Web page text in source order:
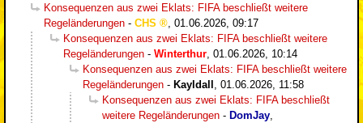
Konsequenzen aus zwei Eklats: FIFA beschließt weitere
Regeländerungen - CHS
01.06.2026, 09:17
Konsequenzen aus zwei Eklats: FIFA beschließt weitere
Regeländerungen - Winterthur 01.06.2026, 10:14
Konsequenzen aus zwei Eklats: FIFA beschließt weitere
Regeländerungen - Kayldall
01.06.2026, 11:58
Konsequenzen aus zwei Eklats: FIFA beschließt
weitere Regeländerungen - DomJay